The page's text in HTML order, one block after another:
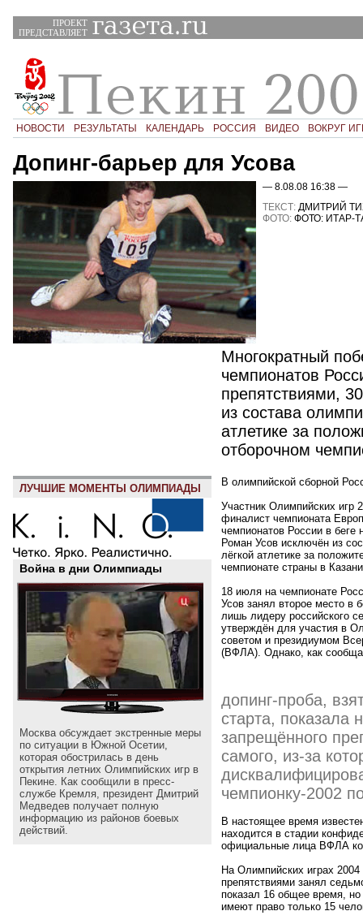
ПРОЕКТ
ПРЕДСТАВЛЯЕТ
НОВОСТИ РЕЗУЛЬТАТЫ КАЛЕНДАРЬ РОССИЯ ВИДЕО ВОКРУГ
Допинг-барьер для Усова
— 8.08.08 16:38 —
ТЕКСТ: ДМИТРИЙ
ФОТО: ФОТО: ИТАР-
Многократный
чемпионатов
препятствиями,
из состава
атлетике за
отборочном
ЛУЧШИЕ МОМЕНТЫ ОЛИМПИАДЫ
Война в дни Олимпиады
Москва обсуждает экстренные меры
по ситуации в Южной Осетии,
которая обострилась в день
открытия летних Олимпийских игр в
Пекине. Как сообщили в пресс-
службе Кремля, президент Дмитрий
Медведев получает полную
информацию из районов боевых
действий.
В олимпийской сборной
Участник Олимпийских игр
финалист чемпионата
чемпионатов России в беге
Роман Усов исключён из
лёгкой атлетике за
чемпионате страны в
18 июля на чемпионате
Усов занял второе место в
лишь лидеру российского
утверждён для участия в
советом и президиумом
(ВФЛА). Однако, как
допинг-проба,
старта, показала
запрещённого
самого, из-за
чемпионку-2002
В настоящее время
находится в стадии
официальные лица ВФЛА
На Олимпийских играх
препятствиями занял
показал 16 общее время,
имеют право только 15